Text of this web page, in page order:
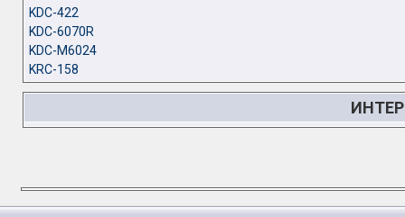
KDC-422
KDC-6070R
KDC-M6024
KRC-158